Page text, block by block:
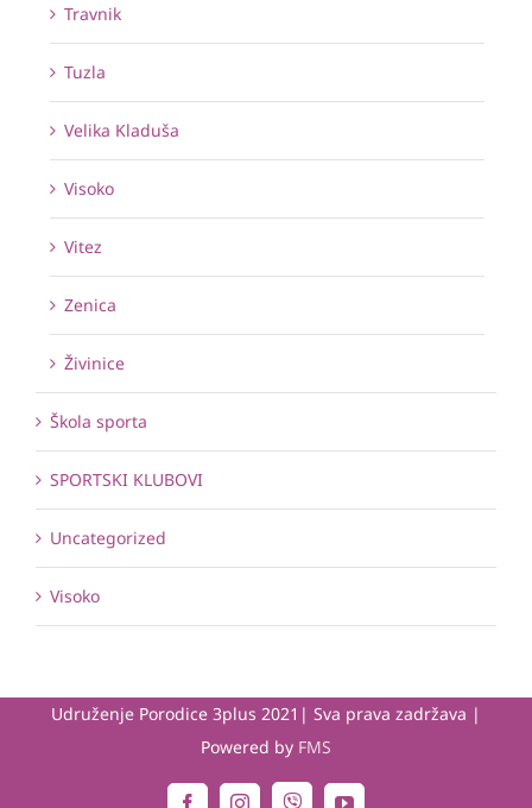
Travnik
Tuzla
Velika Kladuša
Visoko
Vitez
Zenica
Živinice
Škola sporta
SPORTSKI KLUBOVI
Uncategorized
Visoko
Udruženje Porodice 3plus 2021| Sva prava zadržava |
Powered by FMS